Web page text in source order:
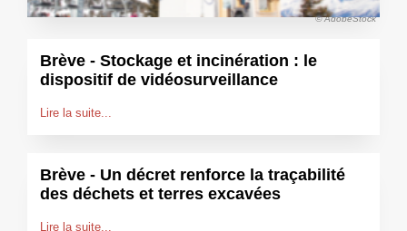
© AdobeStock
Brève - Stockage et incinération : le
dispositif de vidéosurveillance
Lire la suite...
Brève - Un décret renforce la traçabilité
des déchets et terres excavées
Lire la suite...